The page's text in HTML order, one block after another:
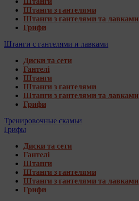
Штанги з гантелями
Штанги з гантелями та лавками
Грифи
Штанги с гантелями и лавками
Диски та сети
Гантелі
Штанги
Штанги з гантелями
Штанги з гантелями та лавками
Грифи
Тренировочные скамьи
Грифы
Диски та сети
Гантелі
Штанги
Штанги з гантелями
Штанги з гантелями та лавками
Грифи